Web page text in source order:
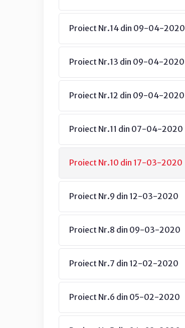
Proiect Nr.14 din 09-04-2020
Proiect Nr.13 din 09-04-2020
Proiect Nr.12 din 09-04-2020
Proiect Nr.11 din 07-04-2020
Proiect Nr.10 din 17-03-2020
Proiect Nr.9 din 12-03-2020
Proiect Nr.8 din 09-03-2020
Proiect Nr.7 din 12-02-2020
Proiect Nr.6 din 05-02-2020